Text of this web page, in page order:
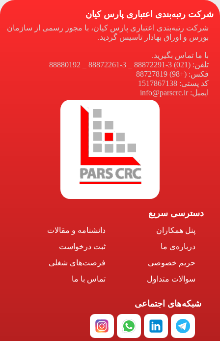
شرکت رتبه‌بندی اعتباری پارس کیان
شرکت رتبه‌بندی اعتباری پارس کیان، با مجوز رسمی از سازمان
بورس و اوراق بهادار تاسیس گردید.
با ما تماس بگیرید.
تلفن: (021) 3-88872291 _ 3-88872261 _ 88880192
فکس: (+98) 88727819
کد پستی: 1517867138
ایمیل: info@parscrc.ir
دسترسی سریع
پنل همکاران
درباره‌ی ما
حریم خصوصی
سوالات متداول
دانشنامه و مقالات
ثبت درخواست
فرصت‌های شغلی
تماس با ما
شبکه‌های اجتماعی